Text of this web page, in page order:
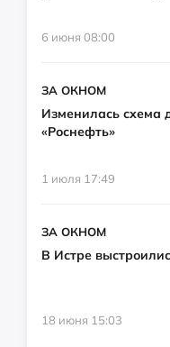
6 июня 08:00
ЗА ОКНОМ
Изменилась схема
«Роснефть»
1 июля 17:49
ЗА ОКНОМ
В Истре
18 июня 15:03